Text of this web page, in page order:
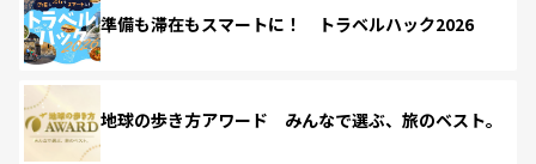
準備も滞在もスマートに！ トラベルハック2026
地球の歩き方アワード みんなで選ぶ、旅のベスト。